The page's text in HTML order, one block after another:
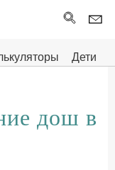
Дети
дош в